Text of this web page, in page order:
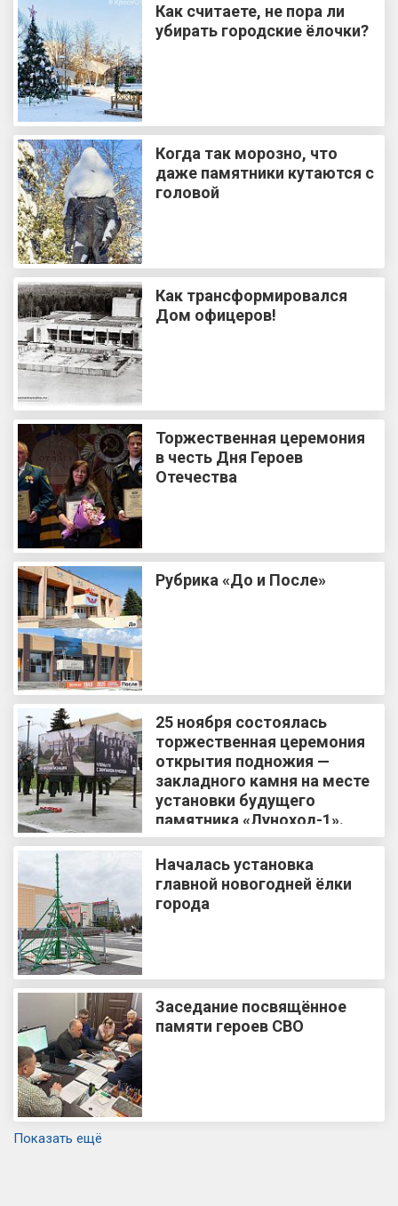
Как считаете, не пора ли
убирать городские ёлочки?
Когда так морозно, что
даже памятники кутаются с
головой
Как трансформировался
Дом офицеров!
Торжественная церемония
в честь Дня Героев
Отечества
Рубрика «До и После»
25 ноября состоялась
торжественная церемония
открытия подножия —
закладного камня на месте
установки будущего
памятника «Луноход-1».
Началась установка
главной новогодней ёлки
города
Заседание посвящённое
памяти героев СВО
Показать ещё